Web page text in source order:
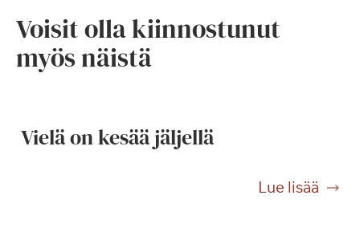
Voisit olla kiinnostunut
myös näistä
Vielä on kesää jäljellä
Lue lisää
V